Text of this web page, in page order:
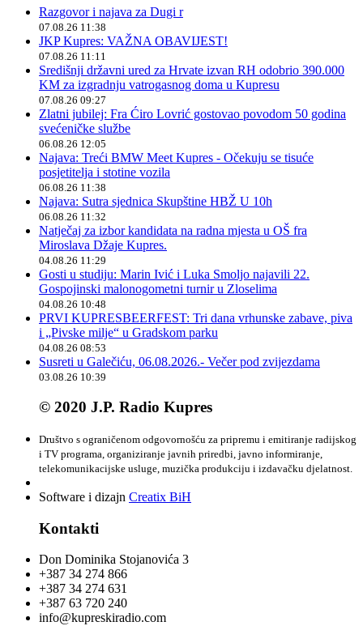
Razgovor i najava za Dugi r
07.08.26 11:38
JKP Kupres: VAŽNA OBAVIJEST!
07.08.26 11:11
Središnji državni ured za Hrvate izvan RH odobrio 390.000
KM za izgradnju vatrogasnog doma u Kupresu
07.08.26 09:27
Zlatni jubilej: Fra Ćiro Lovrić gostovao povodom 50 godina
svećeničke službe
06.08.26 12:05
Najava: Treći BMW Meet Kupres - Očekuju se tisuće
posjetitelja i stotine vozila
06.08.26 11:38
Najava: Sutra sjednica Skupštine HBŽ U 10h
06.08.26 11:32
Natječaj za izbor kandidata na radna mjesta u OŠ fra
Miroslava Džaje Kupres.
04.08.26 11:29
Gosti u studiju: Marin Ivić i Luka Smoljo najavili 22.
Gospojinski malonogometni turnir u Zloselima
04.08.26 10:48
PRVI KUPRESBEERFEST: Tri dana vrhunske zabave, piva
i „Pivske milje“ u Gradskom parku
04.08.26 08:53
Susreti u Galečiću, 06.08.2026.- Večer pod zvijezdama
03.08.26 10:39
© 2020 J.P. Radio Kupres
Društvo s ograničenom odgovornošću za pripremu i emitiranje radijskog
i TV programa, organiziranje javnih priredbi, javno informiranje,
telekomunikacijske usluge, muzička produkciju i izdavačku djelatnost.
Software i dizajn Creatix BiH
Kontakti
Don Dominika Stojanovića 3
+387 34 274 866
+387 34 274 631
+387 63 720 240
info@kupreskiradio.com